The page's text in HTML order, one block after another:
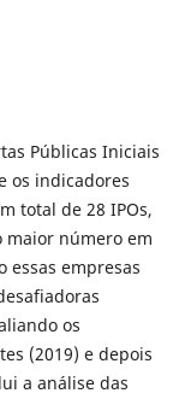
Públicas Iniciais
os indicadores
total de 28 IPOs,
maior número em
essas empresas
os
(2019) e depois
a análise das